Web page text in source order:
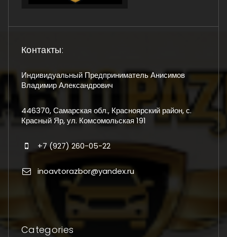
Контакты:
Индивидуальный Предприниматель Анисимов
Владимир Александрович
446370, Самарская обл., Красноярский район, с.
Красный Яр, ул. Комсомольская 191
+7 (927) 260-05-22
inoavtorazbor@yandex.ru
Categories